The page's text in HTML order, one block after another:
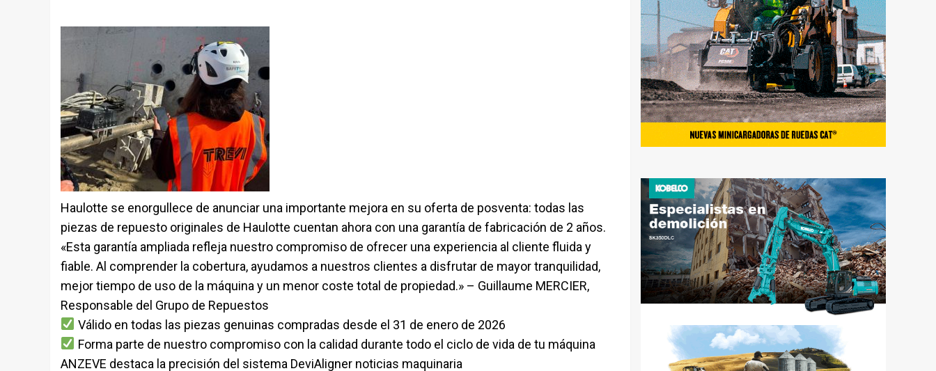
Haulotte se enorgullece de anunciar una importante mejora en su oferta de posventa: todas las
piezas de repuesto originales de Haulotte cuentan ahora con una garantía de fabricación de 2 años.
«Esta garantía ampliada refleja nuestro compromiso de ofrecer una experiencia al cliente fluida y
fiable. Al comprender la cobertura, ayudamos a nuestros clientes a disfrutar de mayor tranquilidad,
mejor tiempo de uso de la máquina y un menor coste total de propiedad.» – Guillaume MERCIER,
Responsable del Grupo de Repuestos
Válido en todas las piezas genuinas compradas desde el 31 de enero de 2026
Forma parte de nuestro compromiso con la calidad durante todo el ciclo de vida de tu máquina
ANZEVE destaca la precisión del sistema DeviAligner noticias maquinaria